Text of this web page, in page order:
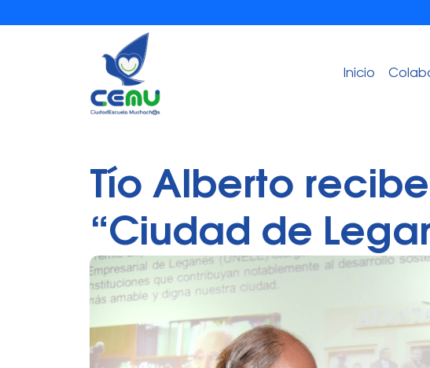
Inicio
Tío Alberto
“Ciudad de